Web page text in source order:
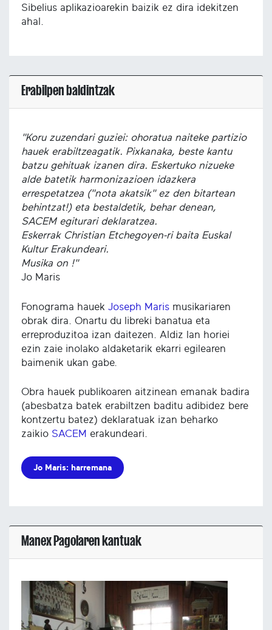
Sibelius aplikazioarekin baizik ez dira idekitzen
ahal.
Erabilpen baldintzak
"Koru zuzendari guziei: ohoratua naiteke partizio
hauek erabiltzeagatik. Pixkanaka, beste kantu
batzu gehituak izanen dira. Eskertuko nizueke
alde batetik harmonizazioen idazkera
errespetatzea ("nota akatsik" ez den bitartean
behintzat!) eta bestaldetik, behar denean,
SACEM egiturari deklaratzea.
Eskerrak Christian Etchegoyen-ri baita Euskal
Kultur Erakundeari.
Musika on !"
Jo Maris
Fonograma hauek Joseph Maris musikariaren
obrak dira. Onartu du libreki banatua eta
erreproduzitoa izan daitezen. Aldiz lan horiei
ezin zaie inolako aldaketarik ekarri egilearen
baimenik ukan gabe.
Obra hauek publikoaren aitzinean emanak badira
(abesbatza batek erabiltzen baditu adibidez bere
kontzertu batez) deklaratuak izan beharko
zaikio SACEM erakundeari.
Jo Maris: harremana
Manex Pagolaren kantuak